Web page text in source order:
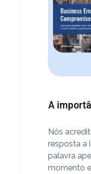
A
Nós
resposta a
palavra
momento